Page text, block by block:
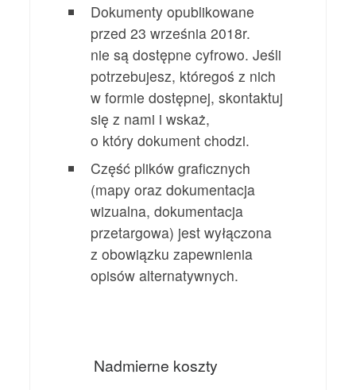
Dokumenty opublikowane
przed 23 września 2018r.
nie są dostępne cyfrowo. Jeśli
potrzebujesz, któregoś z nich
w formie dostępnej, skontaktuj
się z nami i wskaż,
o który dokument chodzi.
Część plików graficznych
(mapy oraz dokumentacja
wizualna, dokumentacja
przetargowa) jest wyłączona
z obowiązku zapewnienia
opisów alternatywnych.
Nadmierne koszty